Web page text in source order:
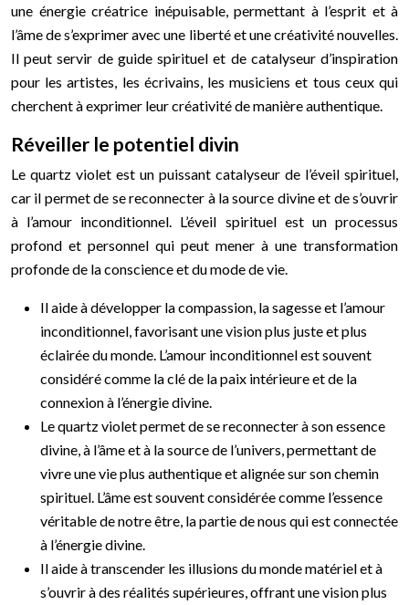
une énergie créatrice inépuisable, permettant à l’esprit et à
l’âme de s’exprimer avec une liberté et une créativité nouvelles.
Il peut servir de guide spirituel et de catalyseur d’inspiration
pour les artistes, les écrivains, les musiciens et tous ceux qui
cherchent à exprimer leur créativité de manière authentique.
Réveiller le potentiel divin
Le quartz violet est un puissant catalyseur de l’éveil spirituel,
car il permet de se reconnecter à la source divine et de s’ouvrir
à l’amour inconditionnel. L’éveil spirituel est un processus
profond et personnel qui peut mener à une transformation
profonde de la conscience et du mode de vie.
Il aide à développer la compassion, la sagesse et l’amour
inconditionnel, favorisant une vision plus juste et plus
éclairée du monde. L’amour inconditionnel est souvent
considéré comme la clé de la paix intérieure et de la
connexion à l’énergie divine.
Le quartz violet permet de se reconnecter à son essence
divine, à l’âme et à la source de l’univers, permettant de
vivre une vie plus authentique et alignée sur son chemin
spirituel. L’âme est souvent considérée comme l’essence
véritable de notre être, la partie de nous qui est connectée
à l’énergie divine.
Il aide à transcender les illusions du monde matériel et à
s’ouvrir à des réalités supérieures, offrant une vision plus